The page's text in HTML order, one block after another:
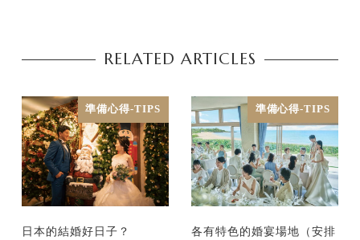
RELATED ARTICLES
準備心得-TIPS
日本的結婚好日子？
準備心得-TIPS
各有特色的婚宴場地（安排